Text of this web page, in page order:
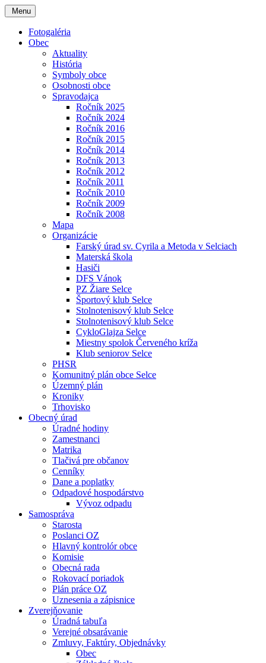
Menu
Fotogaléria
Obec
Aktuality
História
Symboly obce
Osobnosti obce
Spravodajca
Ročník 2025
Ročník 2024
Ročník 2016
Ročník 2015
Ročník 2014
Ročník 2013
Ročník 2012
Ročník 2011
Ročník 2010
Ročník 2009
Ročník 2008
Mapa
Organizácie
Farský úrad sv. Cyrila a Metoda v Selciach
Materská škola
Hasiči
DFS Vánok
PZ Žiare Selce
Športový klub Selce
Stolnotenisový klub Selce
Stolnotenisový klub Selce
CykloGlajza Selce
Miestny spolok Červeného kríža
Klub seniorov Selce
PHSR
Komunitný plán obce Selce
Územný plán
Kroniky
Trhovisko
Obecný úrad
Úradné hodiny
Zamestnanci
Matrika
Tlačivá pre občanov
Cenníky
Dane a poplatky
Odpadové hospodárstvo
Vývoz odpadu
Samospráva
Starosta
Poslanci OZ
Hlavný kontrolór obce
Komisie
Obecná rada
Rokovací poriadok
Plán práce OZ
Uznesenia a zápisnice
Zverejňovanie
Úradná tabuľa
Verejné obsarávanie
Zmluvy, Faktúry, Objednávky
Obec